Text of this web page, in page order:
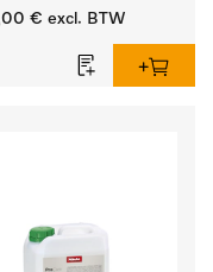
10 l voor het
textiel.
€ excl. BTW